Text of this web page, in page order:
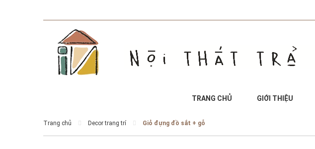
TRANG CHỦ GIỚI THIỆU
Trang chủ Decor trang trí Giỏ đựng đồ sắt + gỗ